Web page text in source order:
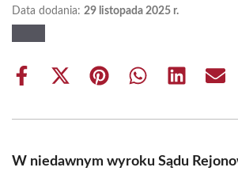
Data dodania: 29 listopada 2025 r.
Share
Share
(Twitter)
Share Share Share
W niedawnym wyroku Sądu